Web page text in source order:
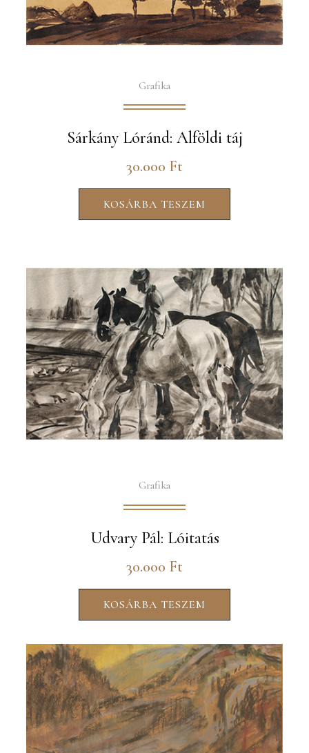
Grafika
Sárkány Lóránd: Alföldi táj
30.000 Ft
KOSÁRBA TESZEM
Grafika
Udvary Pál: Lóitatás
30.000 Ft
KOSÁRBA TESZEM